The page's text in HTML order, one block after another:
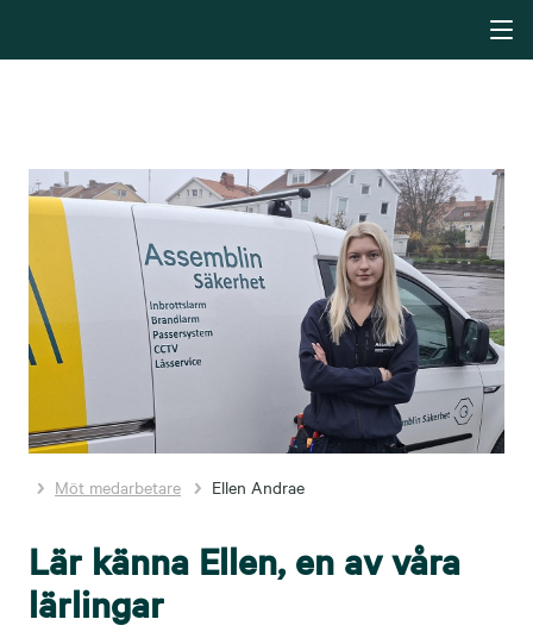
Möt medarbetare Ellen Andrae
Lär känna Ellen, en av våra
lärlingar